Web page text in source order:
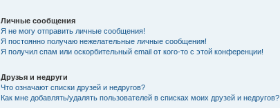
Личные сообщения
Я не могу отправить личные сообщения!
Я постоянно получаю нежелательные личные сообщения!
Я получил спам или оскорбительный email от кого-то с этой конференции!
Друзья и недруги
Что означают списки друзей и недругов?
Как мне добавлять/удалять пользователей в списках моих друзей и недругов?